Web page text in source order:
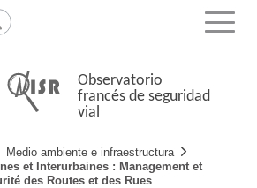
Menu
Observatorio
francés de seguridad
vial
Medio ambiente e infraestructura
et Interurbaines : Management et
des Routes et des Rues